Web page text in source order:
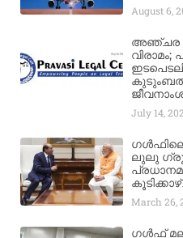
August 6,
അഞ്ചര
July 14,
ലുലു
March 26,
ഗൾഫ്